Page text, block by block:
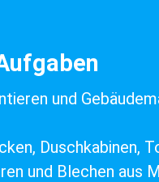
und
Duschkabinen,
und Blechen